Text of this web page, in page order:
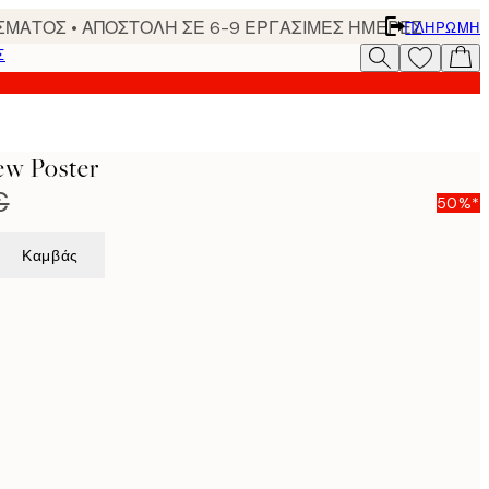
• ΑΠΟΣΤΟΛΗ ΣΕ 6-9 ΕΡΓΑΣΙΜΕΣ ΗΜΕΡΕΣΠΛΗΡΩΜΉ
Poster
50%*
Καμβάς